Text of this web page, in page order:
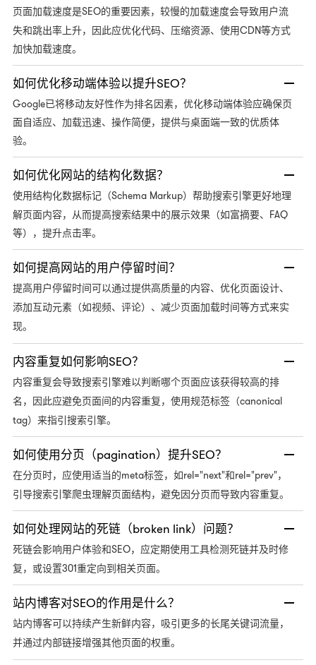
页面加载速度是SEO的重要因素，较慢的加载速度会导致用户流
失和跳出率上升，因此应优化代码、压缩资源、使用CDN等方式
加快加载速度。
如何优化移动端体验以提升SEO？
Google已将移动友好性作为排名因素，优化移动端体验应确保页
面自适应、加载迅速、操作简便，提供与桌面端一致的优质体
验。
如何优化网站的结构化数据？
使用结构化数据标记（Schema Markup）帮助搜索引擎更好地理
解页面内容，从而提高搜索结果中的展示效果（如富摘要、FAQ
等），提升点击率。
如何提高网站的用户停留时间？
提高用户停留时间可以通过提供高质量的内容、优化页面设计、
添加互动元素（如视频、评论）、减少页面加载时间等方式来实
现。
内容重复如何影响SEO？
内容重复会导致搜索引擎难以判断哪个页面应该获得较高的排
名，因此应避免页面间的内容重复，使用规范标签（canonical
tag）来指引搜索引擎。
如何使用分页（pagination）提升SEO？
在分页时，应使用适当的meta标签，如rel="next"和rel="prev"，
引导搜索引擎爬虫理解页面结构，避免因分页而导致内容重复。
如何处理网站的死链（broken link）问题？
死链会影响用户体验和SEO，应定期使用工具检测死链并及时修
复，或设置301重定向到相关页面。
站内博客对SEO的作用是什么？
站内博客可以持续产生新鲜内容，吸引更多的长尾关键词流量，
并通过内部链接增强其他页面的权重。